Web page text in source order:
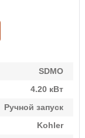
SDMO
4.20 кВт
Ручной запуск
Kohler